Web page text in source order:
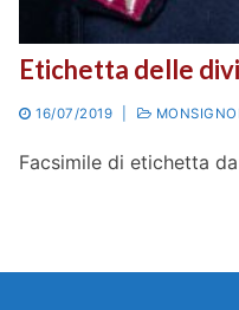
Etichetta delle
16/07/2019
Facsimile di etichetta